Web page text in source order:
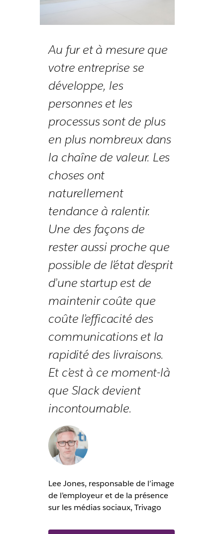
Au fur et à mesure que
votre entreprise se
développe, les
personnes et les
processus sont de plus
en plus nombreux dans
la chaîne de valeur. Les
choses ont
naturellement
tendance à ralentir.
Une des façons de
rester aussi proche que
possible de l’état d’esprit
d’une startup est de
maintenir coûte que
coûte l’efficacité des
communications et la
rapidité des livraisons.
Et c’est à ce moment-là
que Slack devient
incontournable.
Lee Jones, responsable de l’image
de l’employeur et de la présence
sur les médias sociaux, Trivago